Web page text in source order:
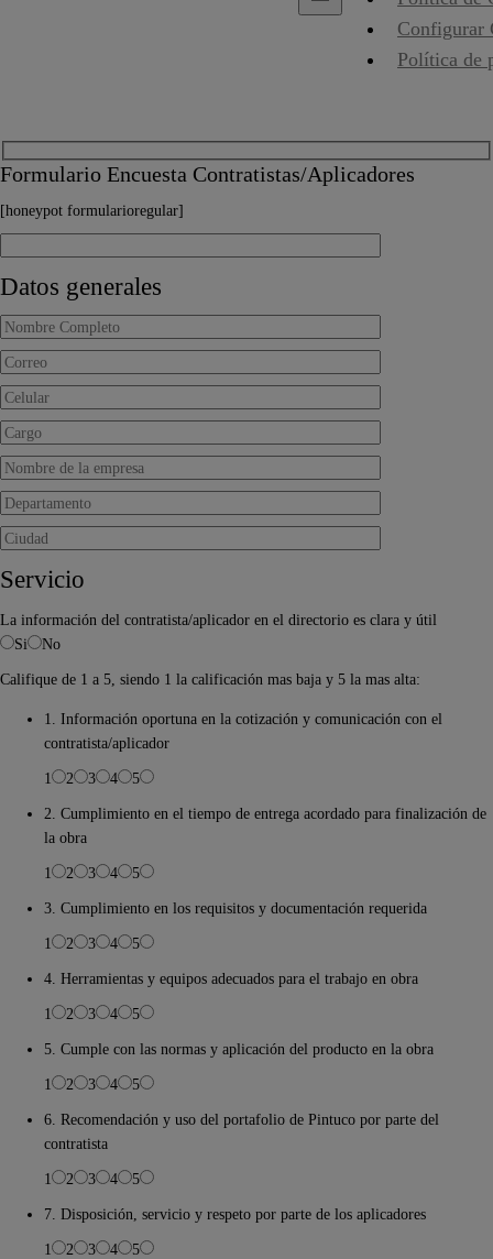
Configurar
Política de
Formulario Encuesta Contratistas/Aplicadores
[honeypot formularioregular]
Datos generales
Servicio
La información del contratista/aplicador en el directorio es clara y útil
Si
No
Califique de 1 a 5, siendo 1 la calificación mas baja y 5 la mas alta:
1. Información oportuna en la cotización y comunicación con el
contratista/aplicador
1
2 3 4
5
2. Cumplimiento en el tiempo de entrega acordado para finalización de
la obra
1
2 3 4
5
3. Cumplimiento en los requisitos y documentación requerida
1
2 3 4
5
4. Herramientas y equipos adecuados para el trabajo en obra
1
2 3 4
5
5. Cumple con las normas y aplicación del producto en la obra
1
2 3 4
5
6. Recomendación y uso del portafolio de Pintuco por parte del
contratista
1
2 3 4
5
7. Disposición, servicio y respeto por parte de los aplicadores
1
2 3 4 5